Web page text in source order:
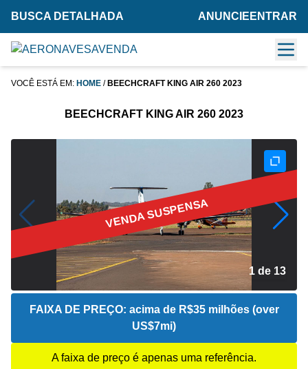
BUSCA DETALHADA ANUNCIE ENTRAR
VOCÊ ESTÁ EM: HOME / BEECHCRAFT KING AIR 260 2023
BEECHCRAFT KING AIR 260 2023
VENDA SUSPENSA
2 de 13
FAIXA DE PREÇO: acima de R$35 milhões (over
US$7mi)
A faixa de preço é apenas uma referência.